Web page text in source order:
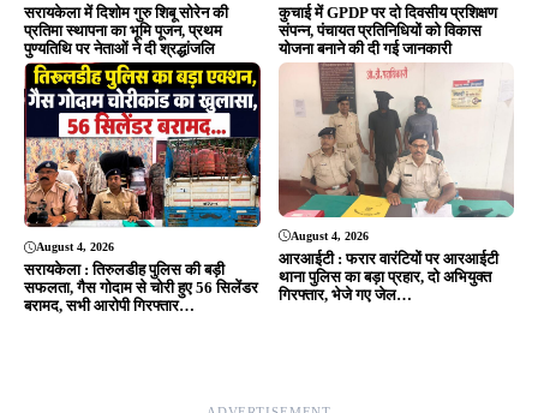
सरायकेला में दिशोम गुरु शिबू सोरेन की
प्रतिमा स्थापना का भूमि पूजन, प्रथम
पुण्यतिथि पर नेताओं ने दी श्रद्धांजलि
कुचाई में GPDP पर दो दिवसीय प्रशिक्षण
संपन्न, पंचायत प्रतिनिधियों को विकास
योजना बनाने की दी गई जानकारी
August 4, 2026
सरायकेला : तिरुलडीह पुलिस की बड़ी
सफलता, गैस गोदाम से चोरी हुए 56 सिलेंडर
बरामद, सभी आरोपी गिरफ्तार…
August 4, 2026
आरआईटी : फरार वारंटियों पर आरआईटी
थाना पुलिस का बड़ा प्रहार, दो अभियुक्त
गिरफ्तार, भेजे गए जेल…